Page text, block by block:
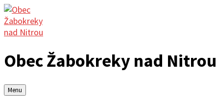
Obec Žabokreky nad Nitrou
Menu